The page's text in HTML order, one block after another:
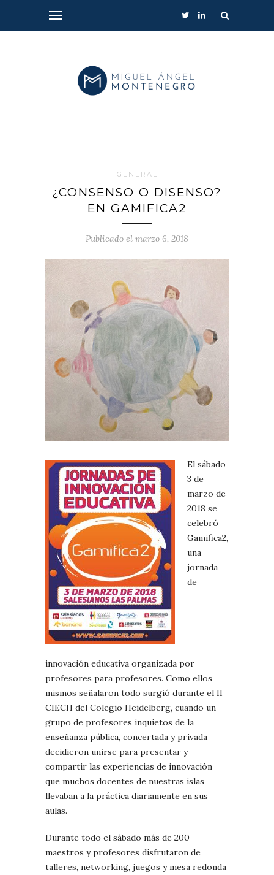
GENERAL
¿CONSENSO O DISENSO?
EN GAMIFICA2
Publicado el marzo 6, 2018
El sábado
3 de
marzo de
2018 se
celebró
Gamifica2,
una
jornada
de
innovación educativa organizada por
profesores para profesores. Como ellos
mismos señalaron todo surgió durante el II
CIECH del Colegio Heidelberg, cuando un
grupo de profesores inquietos de la
enseñanza pública, concertada y privada
decidieron unirse para presentar y
compartir las experiencias de innovación
que muchos docentes de nuestras islas
llevaban a la práctica diariamente en sus
aulas.
Durante todo el sábado más de 200
maestros y profesores disfrutaron de
talleres, networking, juegos y mesa redonda